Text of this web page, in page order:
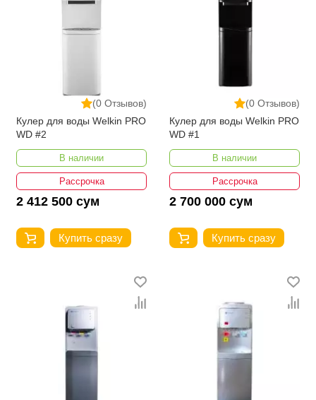
(0 Отзывов)
Кулер для воды Welkin PRO
WD #2
В наличии
Рассрочка
2 412 500 сум
Купить сразу
(0 Отзывов)
Кулер для воды Welkin PRO
WD #1
В наличии
Рассрочка
2 700 000 сум
Купить сразу